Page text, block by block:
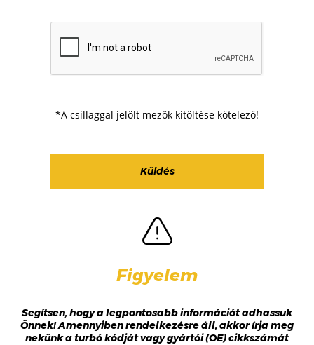
*A csillaggal jelölt mezők kitöltése kötelező!
Figyelem
Segítsen, hogy a legpontosabb információt adhassuk
Önnek! Amennyiben rendelkezésre áll, akkor írja meg
nekünk a turbó kódját vagy gyártói (OE) cikkszámát